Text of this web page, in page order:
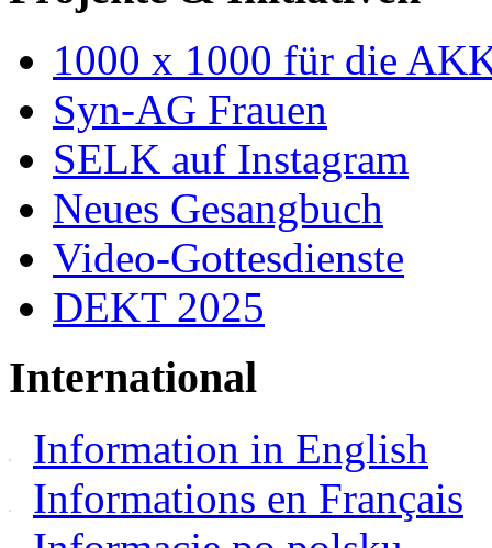
1000 x 1000 für die
Syn-AG Frauen
SELK auf Instagram
Neues Gesangbuch
Video-Gottesdienste
DEKT 2025
International
Information in English
Informations en Français